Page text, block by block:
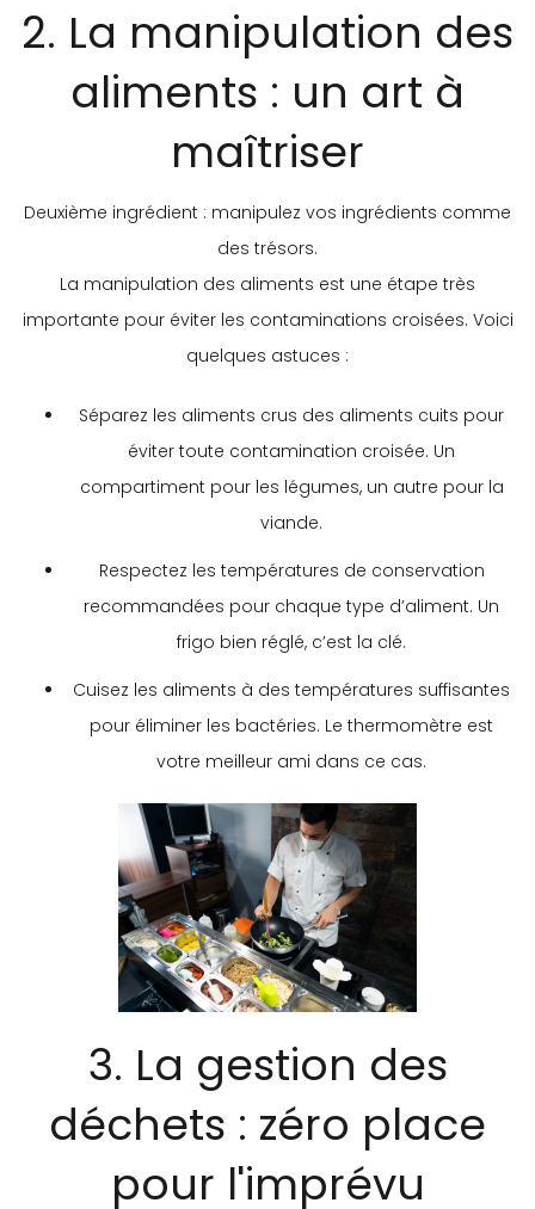
2. La manipulation des
aliments : un art à
maîtriser
Deuxième ingrédient : manipulez vos ingrédients comme
des trésors.
La manipulation des aliments est une étape très
importante pour éviter les contaminations croisées. Voici
quelques astuces :
Séparez les aliments crus des aliments cuits pour
éviter toute contamination croisée. Un
compartiment pour les légumes, un autre pour la
viande.
Respectez les températures de conservation
recommandées pour chaque type d’aliment. Un
frigo bien réglé, c’est la clé.
Cuisez les aliments à des températures suffisantes
pour éliminer les bactéries. Le thermomètre est
votre meilleur ami dans ce cas.
3. La gestion des
déchets : zéro place
pour l'imprévu